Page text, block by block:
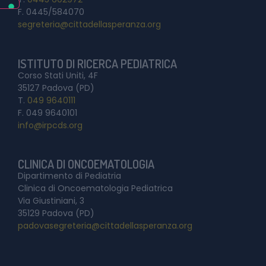
F. 0445/584070
segreteria@cittadellasperanza.org
ISTITUTO DI RICERCA PEDIATRICA
Corso Stati Uniti, 4F
35127 Padova (PD)
T. 049 9640111
F. 049 9640101
info@irpcds.org
CLINICA DI ONCOEMATOLOGIA
Dipartimento di Pediatria
Clinica di Oncoematologia Pediatrica
Via Giustiniani, 3
35129 Padova (PD)
padovasegreteria@cittadellasperanza.org